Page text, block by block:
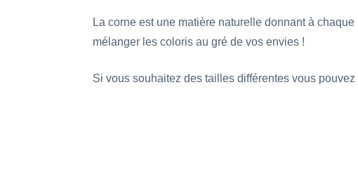
La corne est une matière naturelle donnant à
mélanger les coloris au gré de vos envies !
Si vous souhaitez des tailles différentes vous